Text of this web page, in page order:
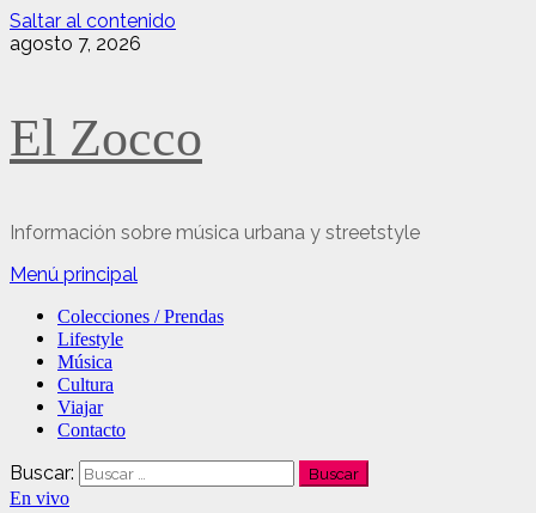
Saltar al contenido
agosto 7, 2026
El Zocco
Información sobre música urbana y streetstyle
Menú principal
Colecciones / Prendas
Lifestyle
Música
Cultura
Viajar
Contacto
Buscar:
En vivo